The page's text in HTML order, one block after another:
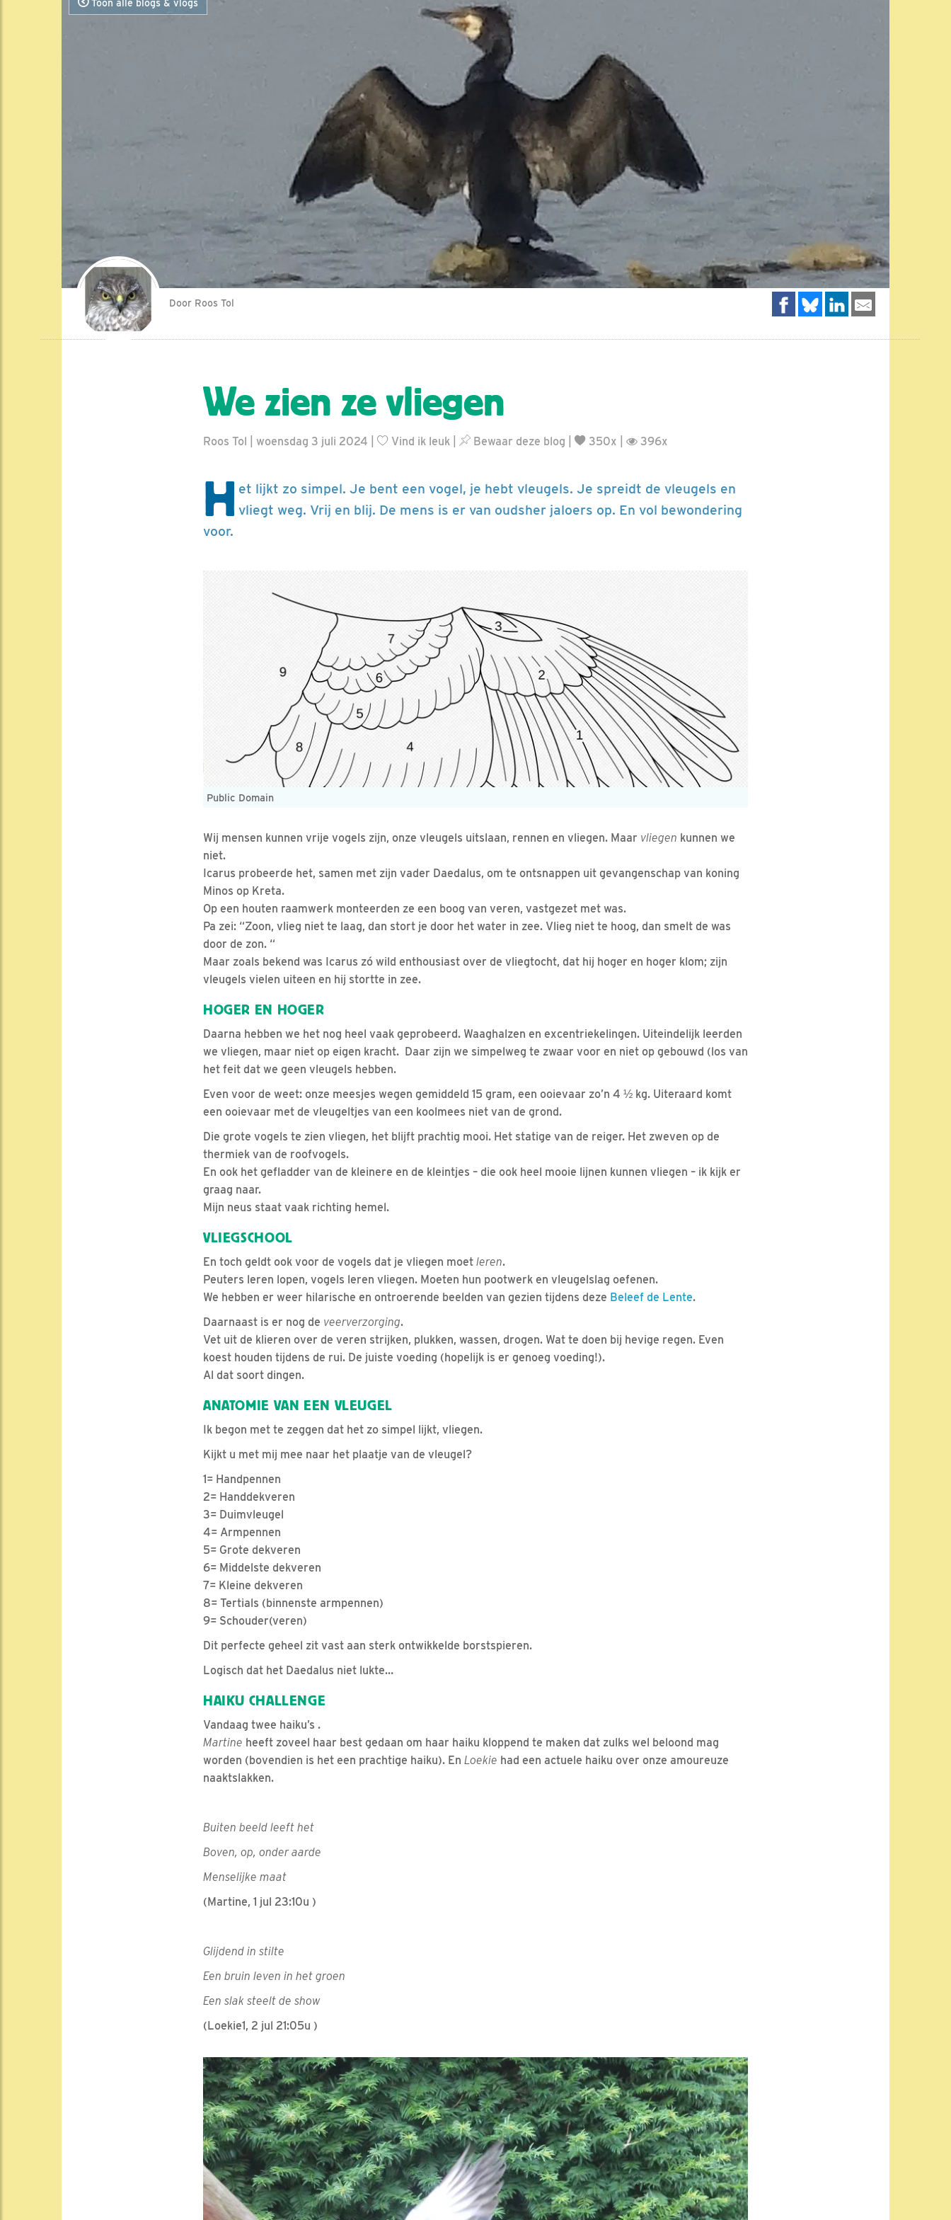
Toon alle blogs & vlogs
Door Roos Tol
We zien ze vliegen
Roos Tol | woensdag 3 juli 2024 | Vind ik leuk Bewaar deze blog 350x | 396x
H et lijkt zo simpel. Je bent een vogel, je hebt vleugels. Je spreidt de vleugels en
vliegt weg. Vrij en blij. De mens is er van oudsher jaloers op. En vol bewondering
voor.
Public Domain
Wij mensen kunnen vrije vogels zijn, onze vleugels uitslaan, rennen en vliegen. Maar vliegen kunnen we
niet.
Icarus probeerde het, samen met zijn vader Daedalus, om te ontsnappen uit gevangenschap van koning
Minos op Kreta.
Op een houten raamwerk monteerden ze een boog van veren, vastgezet met was.
Pa zei: “Zoon, vlieg niet te laag, dan stort je door het water in zee. Vlieg niet te hoog, dan smelt de was
door de zon. “
Maar zoals bekend was Icarus zó wild enthousiast over de vliegtocht, dat hij hoger en hoger klom; zijn
vleugels vielen uiteen en hij stortte in zee.
HOGER EN HOGER
Daarna hebben we het nog heel vaak geprobeerd. Waaghalzen en excentriekelingen. Uiteindelijk leerden
we vliegen, maar niet op eigen kracht. Daar zijn we simpelweg te zwaar voor en niet op gebouwd (los van
het feit dat we geen vleugels hebben.
Even voor de weet: onze meesjes wegen gemiddeld 15 gram, een ooievaar zo’n 4 ½ kg. Uiteraard komt
een ooievaar met de vleugeltjes van een koolmees niet van de grond.
Die grote vogels te zien vliegen, het blijft prachtig mooi. Het statige van de reiger. Het zweven op de
thermiek van de roofvogels.
En ook het gefladder van de kleinere en de kleintjes – die ook heel mooie lijnen kunnen vliegen – ik kijk er
graag naar.
Mijn neus staat vaak richting hemel.
VLIEGSCHOOL
En toch geldt ook voor de vogels dat je vliegen moet leren.
Peuters leren lopen, vogels leren vliegen. Moeten hun pootwerk en vleugelslag oefenen.
We hebben er weer hilarische en ontroerende beelden van gezien tijdens deze Beleef de Lente.
Daarnaast is er nog de veerverzorging.
Vet uit de klieren over de veren strijken, plukken, wassen, drogen. Wat te doen bij hevige regen. Even
koest houden tijdens de rui. De juiste voeding (hopelijk is er genoeg voeding!).
Al dat soort dingen.
ANATOMIE VAN EEN VLEUGEL
Ik begon met te zeggen dat het zo simpel lijkt, vliegen.
Kijkt u met mij mee naar het plaatje van de vleugel?
1= Handpennen
2= Handdekveren
3= Duimvleugel
4= Armpennen
5= Grote dekveren
6= Middelste dekveren
7= Kleine dekveren
8= Tertials (binnenste armpennen)
9= Schouder(veren)
Dit perfecte geheel zit vast aan sterk ontwikkelde borstspieren.
Logisch dat het Daedalus niet lukte…
HAIKU CHALLENGE
Vandaag twee haiku’s .
Martine heeft zoveel haar best gedaan om haar haiku kloppend te maken dat zulks wel beloond mag
worden (bovendien is het een prachtige haiku). En Loekie had een actuele haiku over onze amoureuze
naaktslakken.
Buiten beeld leeft het
Boven, op, onder aarde
Menselijke maat
(Martine, 1 jul 23:10u )
Glijdend in stilte
Een bruin leven in het groen
Een slak steelt de show
(Loekie1, 2 jul 21:05u )